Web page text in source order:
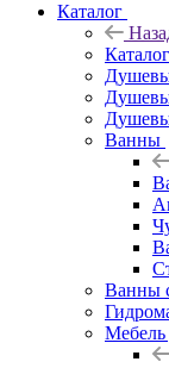
Каталог
Каталог
Ванны
Ванны
Мебель